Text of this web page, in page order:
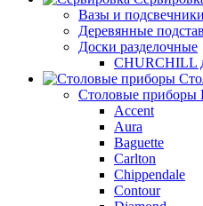
Вазы и подсвечники
Деревянные
Доски разделочные
CHURCHILL
Столовые приборы
Accent
Aura
Baguette
Carlton
Chippendale
Contour